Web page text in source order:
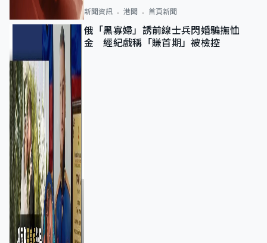
新聞資訊 港聞 首頁新聞
俄「黑寡婦」誘前線士兵閃婚騙撫恤
金 經紀戲稱「賺首期」被檢控